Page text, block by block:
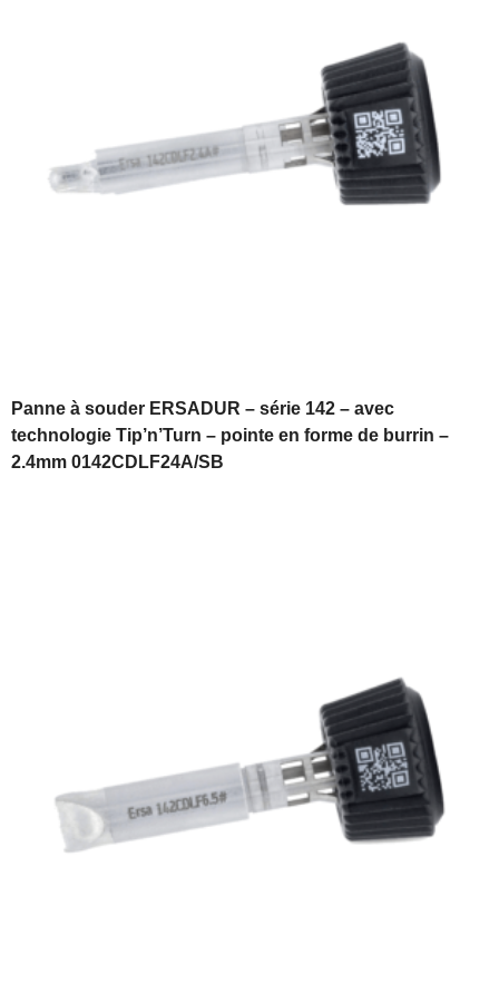
Panne à souder ERSADUR – série 142 – avec
technologie Tip’n’Turn – pointe en forme de burrin –
2.4mm 0142CDLF24A/SB